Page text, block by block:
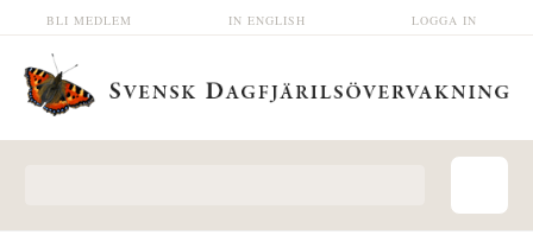
Hoppa till huvudinnehåll LOGGA IN
IN ENGLISH
BLI MEDLEM